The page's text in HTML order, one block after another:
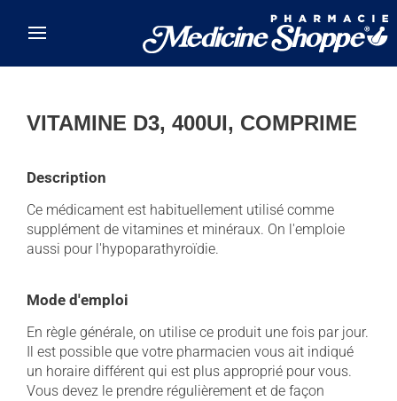
VITAMINE D3, 400UI, COMPRIME
Description
Ce médicament est habituellement utilisé comme
supplément de vitamines et minéraux. On l'emploie
aussi pour l'hypoparathyroïdie.
Mode d'emploi
En règle générale, on utilise ce produit une fois par jour.
Il est possible que votre pharmacien vous ait indiqué
un horaire différent qui est plus approprié pour vous.
Vous devez le prendre régulièrement et de façon